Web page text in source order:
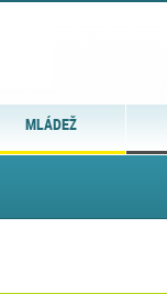
MLÁDEŽ